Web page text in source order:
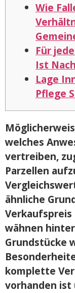
Wie
Für
Ist
Lage
Pflege
welches
vertreiben,
Parzellen
ähnliche
Verkaufspreis
wähnen
Grundstücke
komplette
vorhanden ist